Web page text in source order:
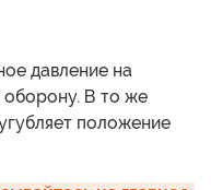
давление на
В то же
положение